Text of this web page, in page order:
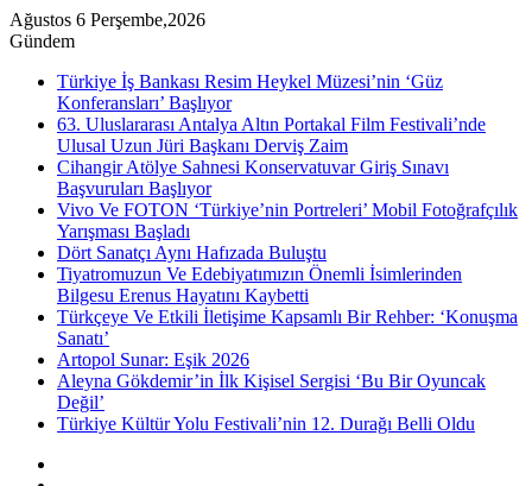
Ağustos 6 Perşembe,2026
Gündem
Türkiye İş Bankası Resim Heykel Müzesi’nin ‘Güz
Konferansları’ Başlıyor
63. Uluslararası Antalya Altın Portakal Film Festivali’nde
Ulusal Uzun Jüri Başkanı Derviş Zaim
Cihangir Atölye Sahnesi Konservatuvar Giriş Sınavı
Başvuruları Başlıyor
Vivo Ve FOTON ‘Türkiye’nin Portreleri’ Mobil Fotoğrafçılık
Yarışması Başladı
Dört Sanatçı Aynı Hafızada Buluştu
Tiyatromuzun Ve Edebiyatımızın Önemli İsimlerinden
Bilgesu Erenus Hayatını Kaybetti
Türkçeye Ve Etkili İletişime Kapsamlı Bir Rehber: ‘Konuşma
Sanatı’
Artopol Sunar: Eşik 2026
Aleyna Gökdemir’in İlk Kişisel Sergisi ‘Bu Bir Oyuncak
Değil’
Türkiye Kültür Yolu Festivali’nin 12. Durağı Belli Oldu